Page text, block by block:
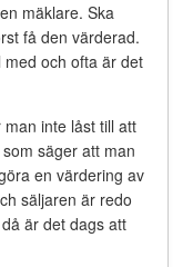
mäklare. Ska
få den värderad.
och ofta är det
inte låst till att
säger att man
en värdering av
säljaren är redo
är det dags att